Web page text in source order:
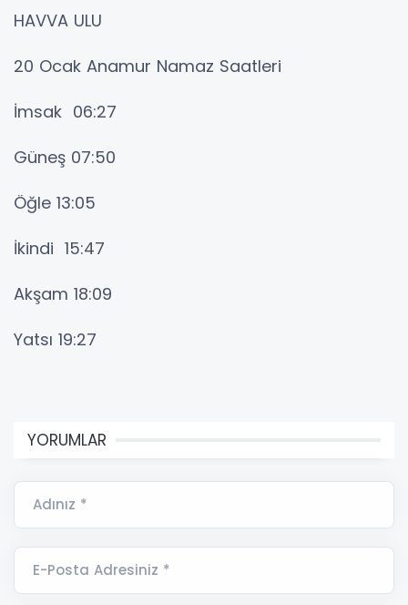
HAVVA ULU
20 Ocak Anamur Namaz Saatleri
İmsak 06:27
Güneş 07:50
Öğle 13:05
İkindi 15:47
Akşam 18:09
Yatsı 19:27
YORUMLAR
Adınız *
E-Posta Adresiniz *